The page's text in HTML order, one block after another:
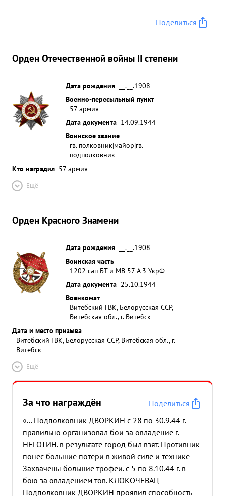
Поделиться
Орден Отечественной войны II степени
Дата рождения
__.__.1908
Военно-пересыльный пункт
57 армия
Дата документа 14.09.1944
Воинское звание
гв. полковник|майор|гв.
подполковник
Кто наградил 57 армия
Ещё
Орден Красного Знамени
Дата рождения
__.__.1908
Воинская часть
1202 сап БТ и МВ 57 А 3 УкрФ
Дата документа 25.10.1944
Военкомат
Витебский ГВК, Белорусская ССР,
Витебская обл., г. Витебск
Дата и место призыва
Витебский ГВК, Белорусская ССР, Витебская обл., г.
Витебск
Ещё
За что награждён
Поделиться
«... Подполковник ДВОРКИН с 28 по 30.9.44 г.
правильно организовал бои за овладение г.
НЕГОТИН. в результате город был взят. Противник
понес большие потери в живой силе и технике
Захвачены большие трофеи. с 5 по 8.10.44 г. в
бою за овладением тов. КЛОКОЧЕВАЦ
Подполковник ДВОРКИН проявил способность